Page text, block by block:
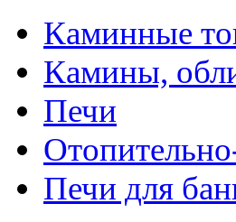
Каминные
Камины,
Печи
Печи для